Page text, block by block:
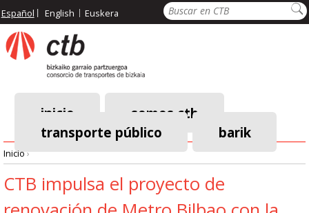
Pasar
al
contenido
principal
Buscar
Español English Euskera
Menú
principal
inicio
somos ctb
transporte público
barik
Ruta
Inicio›
CTB impulsa el proyecto de